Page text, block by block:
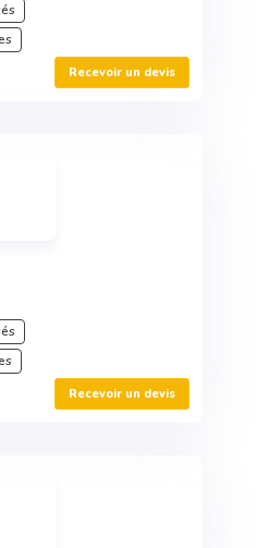
Recevoir un devis
Recevoir un devis